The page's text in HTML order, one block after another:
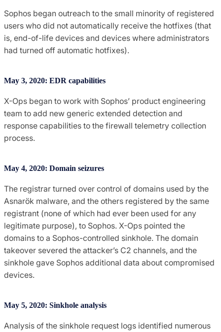
Sophos began outreach to the small minority of registered
users who did not automatically receive the hotfixes (that
is, end-of-life devices and devices where administrators
had turned off automatic hotfixes).
May 3, 2020: EDR capabilities
X-Ops began to work with Sophos’ product engineering
team to add new generic extended detection and
response capabilities to the firewall telemetry collection
process.
May 4, 2020: Domain seizures
The registrar turned over control of domains used by the
Asnarök malware, and the others registered by the same
registrant (none of which had ever been used for any
legitimate purpose), to Sophos. X-Ops pointed the
domains to a Sophos-controlled sinkhole. The domain
takeover severed the attacker’s C2 channels, and the
sinkhole gave Sophos additional data about compromised
devices.
May 5, 2020: Sinkhole analysis
Analysis of the sinkhole request logs identified numerous